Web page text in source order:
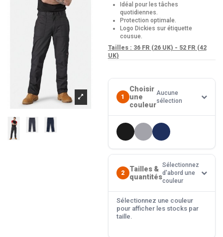
Idéal pour les tâches
quotidiennes.
Protection optimale.
Logo Dickies sur étiquette
cousue.
Tailles : 36 FR (26 UK) - 52 FR (42
UK)
1
Choisir
une
couleur
Aucune
sélection
2
Tailles &
quantités
Sélectionnez
d'abord une
couleur
Sélectionnez une couleur
pour afficher les stocks par
taille.